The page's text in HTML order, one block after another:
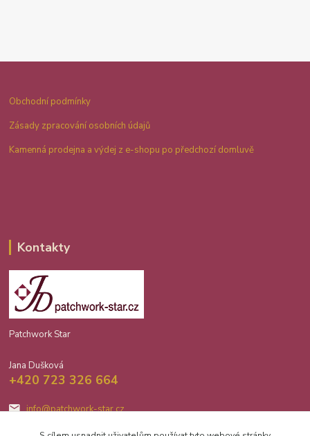
Obchodní podmínky
Zásady zpracování osobních údajů
Kamenná prodejna a výdej z e-shopu po předchozí domluvě
Kontakty
Patchwork Star
Jana Dušková
+420 723 326 664
info@patchwork-star.cz